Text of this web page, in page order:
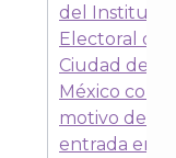
del Instituto
Electoral de
Ciudad de
México con
motivo de la
entrada en